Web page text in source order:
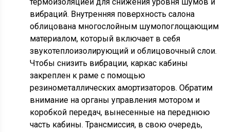
вибраций. Внутренняя поверхность салона
облицована многослойным шумопоглощающим
материалом, который включает в себя
звукотеплоизолирующий и облицовочный слои.
Чтобы снизить вибрации, каркас кабины
закреплен к раме с помощью
резинометаллических амортизаторов. Обратим
внимание на органы управления мотором и
коробкой передач, вынесенные на переднюю
часть кабины. Трансмиссия, в свою очередь,